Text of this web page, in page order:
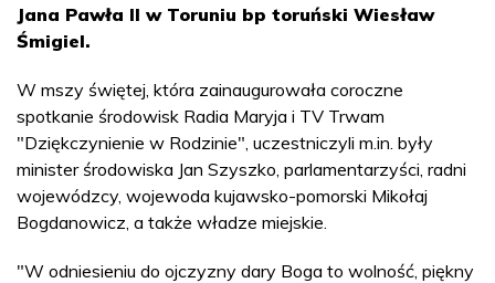
Jana Pawła II w Toruniu bp toruński Wiesław
Śmigiel.
W mszy świętej, która zainaugurowała coroczne
spotkanie środowisk Radia Maryja i TV Trwam
"Dziękczynienie w Rodzinie", uczestniczyli m.in. były
minister środowiska Jan Szyszko, parlamentarzyści, radni
wojewódzcy, wojewoda kujawsko-pomorski Mikołaj
Bogdanowicz, a także władze miejskie.
"W odniesieniu do ojczyzny dary Boga to wolność, piękny